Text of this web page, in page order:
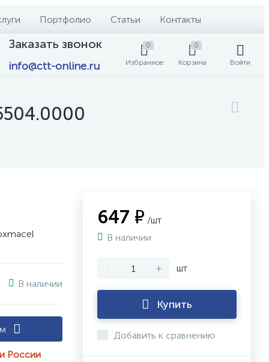
Портфолио Статьи Контакты
Заказать звонок
info@ctt-online.ru
0
Избранное
0
Корзина Войти
В наличии
России
647 ₽ /шт
В наличии
- + шт
Купить
Добавить к сравнению